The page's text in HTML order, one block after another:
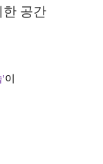
한 공간
'이